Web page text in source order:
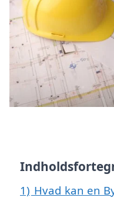
1) Hvad kan en